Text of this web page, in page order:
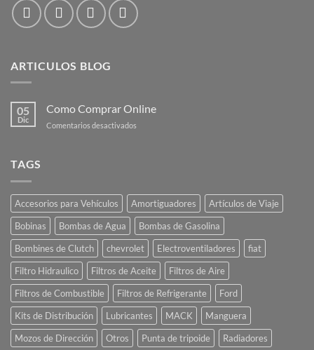
ARTICULOS BLOG
05
Dic
Como Comprar Online
Comentarios desactivados
TAGS
Accesorios para Vehículos Amortiguadores
Artículos de Viaje
Bobinas
Bombas de Agua
Bombas de Gasolina
Bombines de Clutch
chevrolet Electroventiladores
fiat
Filtro Hidraulico
Filtros de Aceite
Filtros de Aire
Filtros de Combustible
Filtros de Refrigerante
Ford
Kits de Distribución
Lubricantes MACK
Manguera
Mozos de Dirección
Otros Punta de tripoide Radiadores